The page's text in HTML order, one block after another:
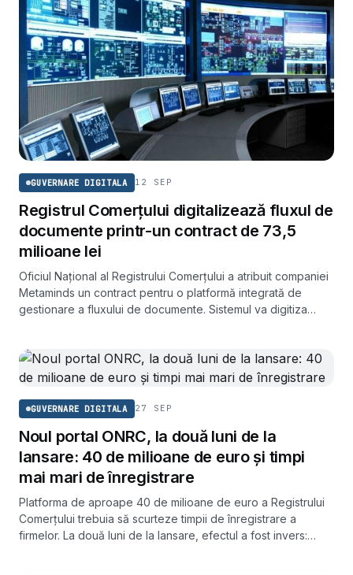
GUVERNARE DIGITALA 12 SEP
Registrul Comerțului digitalizează fluxul de
documente printr-un contract de 73,5
milioane lei
Oficiul Național al Registrului Comerțului a atribuit companiei
Metaminds un contract pentru o platformă integrată de
gestionare a fluxului de documente. Sistemul va digitiza
GUVERNARE DIGITALA 27 SEP
Noul portal ONRC, la două luni de la
lansare: 40 de milioane de euro și timpi
mai mari de înregistrare
Platforma de aproape 40 de milioane de euro a Registrului
Comerțului trebuia să scurteze timpii de înregistrare a
firmelor. La două luni de la lansare, efectul a fost invers: